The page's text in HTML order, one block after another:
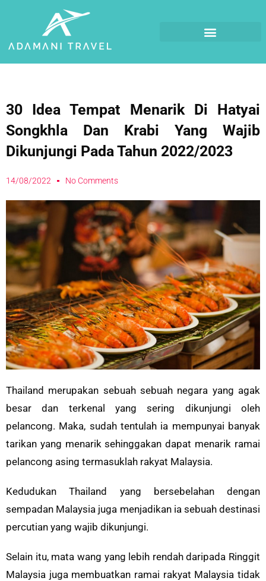
30 Idea Tempat Menarik Di Hatyai
Songkhla Dan Krabi Yang Wajib
Dikunjungi Pada Tahun 2022/2023
14/08/2022 No Comments
Thailand merupakan sebuah sebuah negara yang agak
besar dan terkenal yang sering dikunjungi oleh
pelancong. Maka, sudah tentulah ia mempunyai banyak
tarikan yang menarik sehinggakan dapat menarik ramai
pelancong asing termasuklah rakyat Malaysia.
Kedudukan Thailand yang bersebelahan dengan
sempadan Malaysia juga menjadikan ia sebuah destinasi
percutian yang wajib dikunjungi.
Selain itu, mata wang yang lebih rendah daripada Ringgit
Malaysia juga membuatkan ramai rakyat Malaysia tidak